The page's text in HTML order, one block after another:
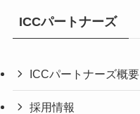
ICCパートナーズ
ICCパートナーズ概要
採用情報